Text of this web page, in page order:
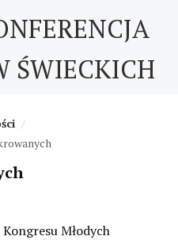
ŚWIECKICH
/
Młodych